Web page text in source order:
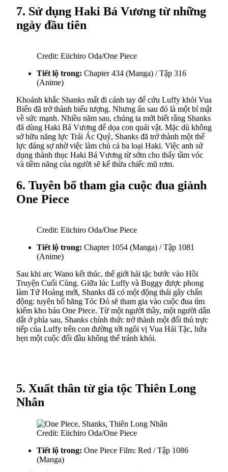
7. Sử dụng Haki Bá Vương từ những
ngày đầu tiên
Credit: Eiichiro Oda/One Piece
Tiết lộ trong: Chapter 434 (Manga) / Tập 316
(Anime)
Khoảnh khắc Shanks mất đi cánh tay để cứu Luffy khỏi Vua
Biển đã trở thành biểu tượng. Nhưng ẩn sau đó là một bí mật
về sức mạnh. Nhiều năm sau, chúng ta mới biết rằng Shanks
đã dùng Haki Bá Vương để dọa con quái vật. Mặc dù không
sở hữu năng lực Trái Ác Quỷ, Shanks đã trở thành một thế
lực đáng sợ nhờ việc làm chủ cả ba loại Haki. Việc anh sử
dụng thành thục Haki Bá Vương từ sớm cho thấy tầm vóc
và tiềm năng của người sẽ kế thừa chiếc mũ rơm.
6. Tuyên bố tham gia cuộc đua giành
One Piece
Credit: Eiichiro Oda/One Piece
Tiết lộ trong: Chapter 1054 (Manga) / Tập 1081
(Anime)
Sau khi arc Wano kết thúc, thế giới hải tặc bước vào Hồi
Truyện Cuối Cùng. Giữa lúc Luffy và Buggy được phong
làm Tứ Hoàng mới, Shanks đã có một động thái gây chấn
động: tuyên bố băng Tóc Đỏ sẽ tham gia vào cuộc đua tìm
kiếm kho báu One Piece. Từ một người thầy, một người dẫn
dắt ở phía sau, Shanks chính thức trở thành một đối thủ trực
tiếp của Luffy trên con đường tới ngôi vị Vua Hải Tặc, hứa
hẹn một cuộc đối đầu không thể tránh khỏi.
5. Xuất thân từ gia tộc Thiên Long
Nhân
Credit: Eiichiro Oda/One Piece
Tiết lộ trong: One Piece Film: Red / Tập 1086
(Manga)